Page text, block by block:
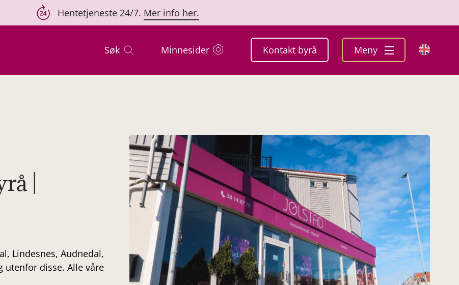
Hentetjeneste 24/7. Mer info her.
Søk Minnesider Kontakt byrå Meny
|
Lindesnes, Audnedal,
utenfor disse. Alle våre